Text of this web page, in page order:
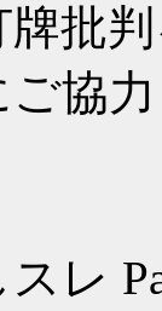
批
ご協
レ